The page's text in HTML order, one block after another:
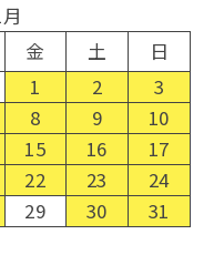
金 土
日
1
2
3
8 9
10
15 16
17
22 23
24
29 30 31